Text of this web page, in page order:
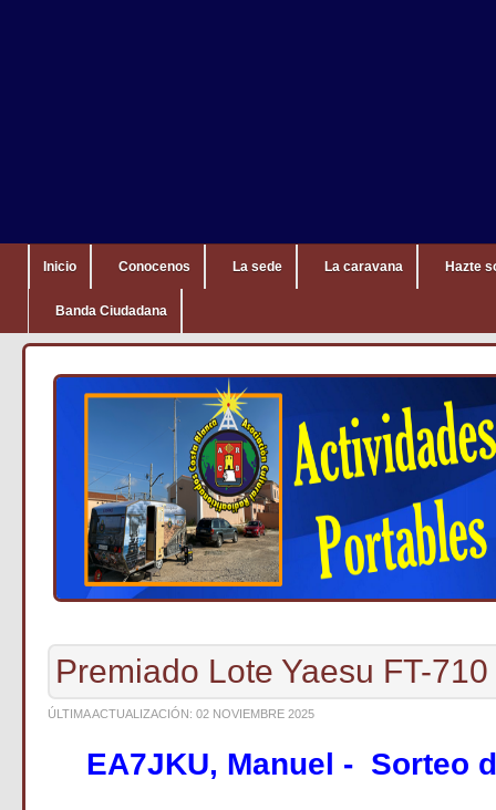
Inicio Conocenos La sede La caravana Hazte
Banda Ciudadana
Premiado Lote Yaesu FT-
ÚLTIMA ACTUALIZACIÓN: 02 NOVIEMBRE 2025
EA7JKU, Manuel - Sorteo